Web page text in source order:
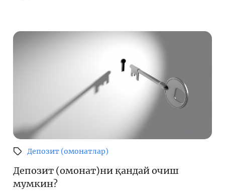
Депозит (омонатлар)
Депозит (омонат)ни қандай очиш
мумкин?